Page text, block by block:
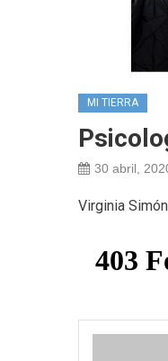
MI TIERRA
30 abril,
Virginia